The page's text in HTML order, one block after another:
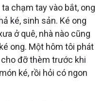
chạm tay vào bắt, ong
ké, sinh sản. Ké ong
ở quê, nhà nào cũng
ong. Một hôm tôi phát
cho đỡ thèm trước khi
ké, rồi hỏi có ngon